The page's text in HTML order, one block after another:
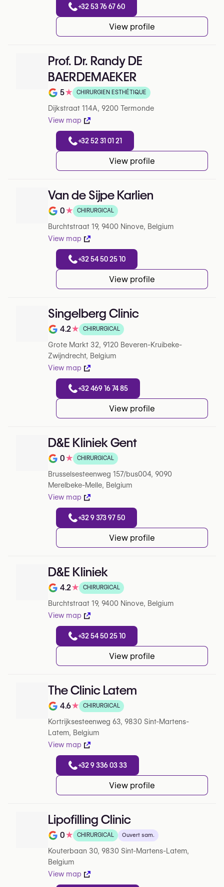
+32 53 76 67 60
View profile
Prof. Dr. Randy DE
BAERDEMAEKER
Note de 5 sur 5 sur Google
5★ CHIRURGIEN ESTHÉTIQUE
Dijkstraat 114A, 9200 Termonde
View map
+32 52 31 01 21
View profile
Van de Sijpe Karlien
Note de 0 sur 5 sur Google
0★ CHIRURGICAL
Burchtstraat 19, 9400 Ninove, Belgium
View map
+32 54 50 25 10
View profile
Singelberg Clinic
Note de 4.2 sur 5 sur Google
4.2★ CHIRURGICAL
Grote Markt 32, 9120 Beveren-Kruibeke-
Zwijndrecht, Belgium
View map
+32 469 16 74 85
View profile
D&E Kliniek Gent
Note de 0 sur 5 sur Google
0★ CHIRURGICAL
Brusselsesteenweg 157/bus004, 9090
Merelbeke-Melle, Belgium
View map
+32 9 373 97 50
View profile
D&E Kliniek
Note de 4.2 sur 5 sur Google
4.2★ CHIRURGICAL
Burchtstraat 19, 9400 Ninove, Belgium
View map
+32 54 50 25 10
View profile
The Clinic Latem
Note de 4.6 sur 5 sur Google
4.6★ CHIRURGICAL
Kortrijksesteenweg 63, 9830 Sint-Martens-
Latem, Belgium
View map
+32 9 336 03 33
View profile
Lipofilling Clinic
Note de 0 sur 5 sur Google
0★ CHIRURGICAL Ouvert sam.
Kouterbaan 30, 9830 Sint-Martens-Latem,
Belgium
View map